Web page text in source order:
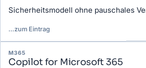
Sicherheitsmodell ohne pauschales
…zum Eintrag
M365
Copilot for Microsoft 365